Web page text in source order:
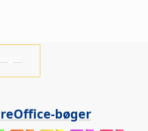
bøger